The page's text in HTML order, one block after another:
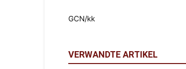
GCN/kk
VERWANDTE ARTIKEL